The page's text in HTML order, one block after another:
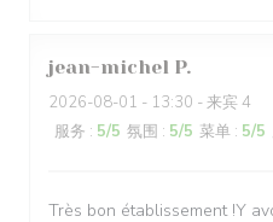
jean-michel P
2026-08-01 - 13:30 - 来宾 4
服务 : 5/5 氛围 : 5/5 菜单 : 5/5
Très bon établissement !Y